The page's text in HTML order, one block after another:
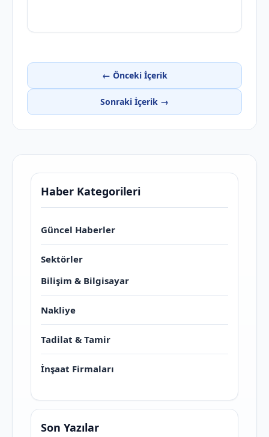
← Önceki İçerik
Sonraki İçerik →
Haber Kategorileri
Güncel Haberler
Sektörler
Bilişim & Bilgisayar
Nakliye
Tadilat & Tamir
İnşaat Firmaları
Son Yazılar